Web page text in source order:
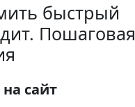
быстрый
Пошаговая
сайт